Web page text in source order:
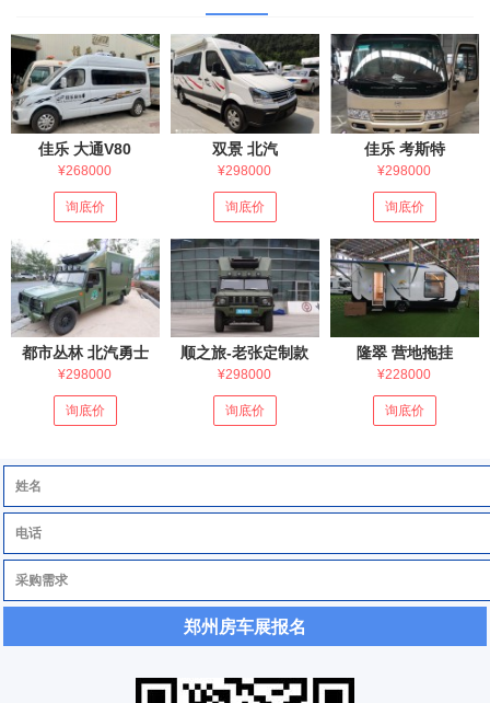
佳乐 大通V80
¥268000
询底价
双景 北汽
¥298000
询底价
佳乐 考斯特
¥298000
询底价
都市丛林 北汽勇士
¥298000
询底价
顺之旅-老张定制款
¥298000
询底价
隆翠 营地拖挂
¥228000
询底价
郑州房车展报名